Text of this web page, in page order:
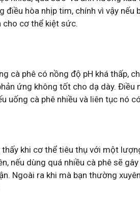
hòa nhịp tim, chính vì vậy nếu
cho cơ thể kiệt sức.
cà phê có nồng độ pH khá thấp,
ứng không tốt cho dạ dày. Điều
uống cà phê nhiều và liên tục nó
khi cơ thể tiêu thụ với một
nếu dùng quá nhiều cà phê sẽ
Ngoài ra khi mà bạn thường